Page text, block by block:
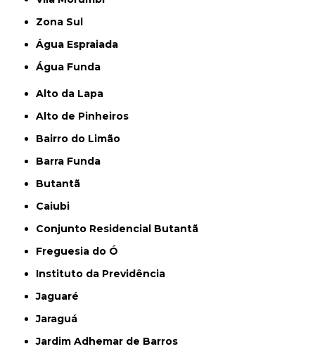
Zona Sul
Água Espraiada
Água Funda
Alto da Lapa
Alto de Pinheiros
Bairro do Limão
Barra Funda
Butantã
Caiubi
Conjunto Residencial Butantã
Freguesia do Ó
Instituto da Previdência
Jaguaré
Jaraguá
Jardim Adhemar de Barros